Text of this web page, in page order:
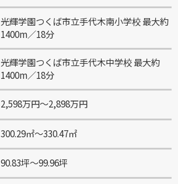
光輝学園つくば市立手代木南小学校 最大約
1400m／18分
光輝学園つくば市立手代木中学校 最大約
1400m／18分
2,598万円～2,898万円
300.29㎡～330.47㎡
90.83坪～99.96坪